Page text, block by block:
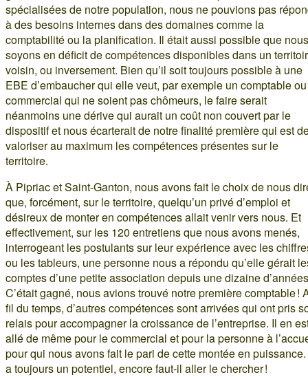
spécialisées de notre population, nous ne pouvions pas
à des besoins internes dans des domaines comme la
comptabilité ou la planification. Il était aussi possible que nous
soyons en déficit de compétences disponibles dans un
voisin, ou inversement. Bien qu’il soit toujours possible à une
EBE d’embaucher qui elle veut, par exemple un comptable
commercial qui ne soient pas chômeurs, le faire serait
néanmoins une dérive qui aurait un coût non couvert par le
dispositif et nous écarterait de notre finalité première qui est
valoriser au maximum les compétences présentes sur le
territoire.
À Pipriac et Saint-Ganton, nous avons fait le choix de nous
que, forcément, sur le territoire, quelqu’un privé d’emploi et
désireux de monter en compétences allait venir vers nous. Et
effectivement, sur les 120 entretiens que nous avons menés,
interrogeant les postulants sur leur expérience avec les
ou les tableurs, une personne nous a répondu qu’elle gérait
comptes d’une petite association depuis une dizaine
C’était gagné, nous avions trouvé notre première comptable !
fil du temps, d’autres compétences sont arrivées qui ont pris
relais pour accompagner la croissance de l’entreprise. Il en
allé de même pour le commercial et pour la personne à
pour qui nous avons fait le pari de cette montée en
a toujours un potentiel, encore faut-il aller le chercher !